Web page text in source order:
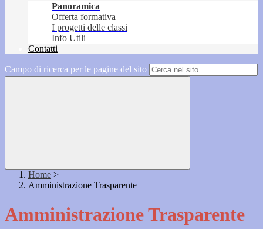
Panoramica
Offerta formativa
I progetti delle classi
Info Utili
Contatti
Campo di ricerca per le pagine del sito
Home >
Amministrazione Trasparente
Amministrazione Trasparente